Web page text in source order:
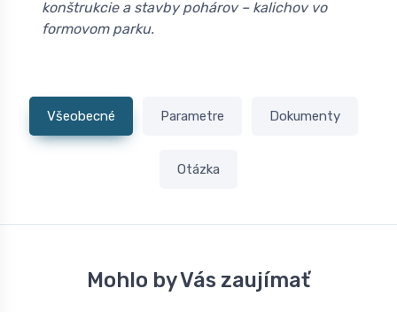
konštrukcie a stavby pohárov – kalichov vo
formovom parku.
Všeobecné Parametre Dokumenty
Otázka
Mohlo by Vás zaujímať